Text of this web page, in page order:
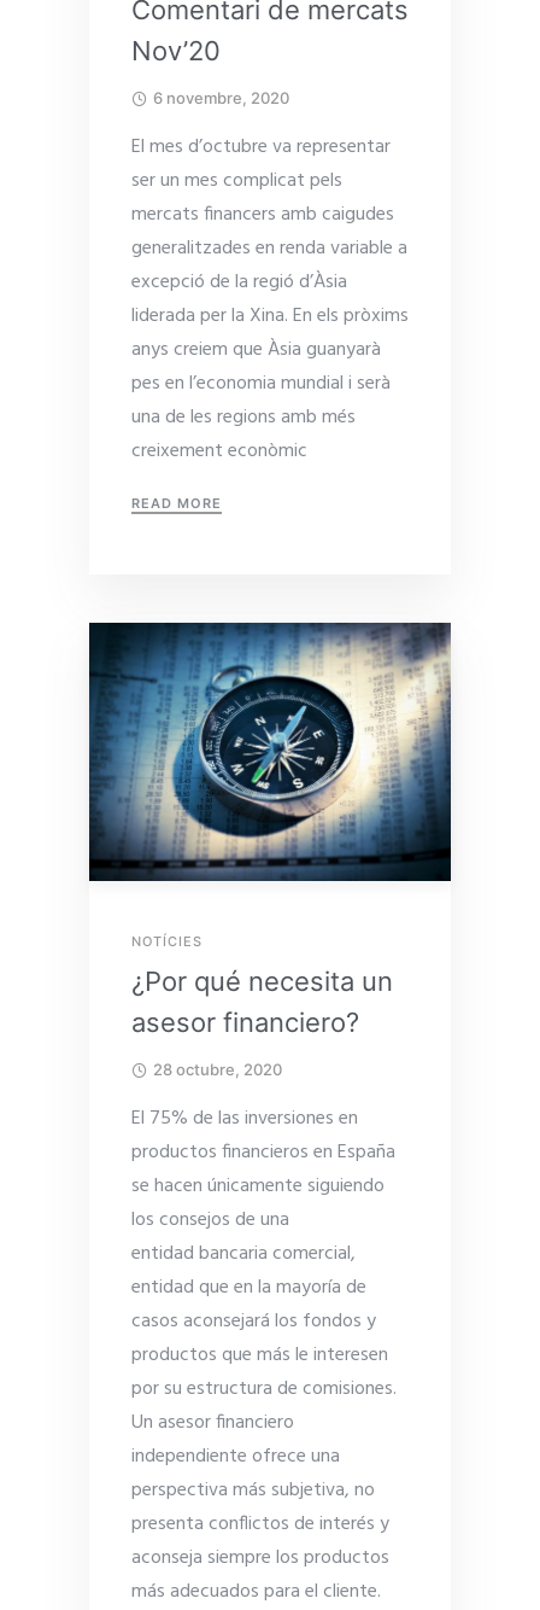
Comentari de mercats
Nov’20
6 novembre, 2020
El mes d’octubre va representar
ser un mes complicat pels
mercats financers amb caigudes
generalitzades en renda variable a
excepció de la regió d’Àsia
liderada per la Xina. En els pròxims
anys creiem que Àsia guanyarà
pes en l’economia mundial i serà
una de les regions amb més
creixement econòmic
READ MORE
NOTÍCIES
¿Por qué necesita un
asesor financiero?
28 octubre, 2020
El 75% de las inversiones en
productos financieros en España
se hacen únicamente siguiendo
los consejos de una
entidad bancaria comercial,
entidad que en la mayoría de
casos aconsejará los fondos y
productos que más le interesen
por su estructura de comisiones.
Un asesor financiero
independiente ofrece una
perspectiva más subjetiva, no
presenta conflictos de interés y
aconseja siempre los productos
más adecuados para el cliente.